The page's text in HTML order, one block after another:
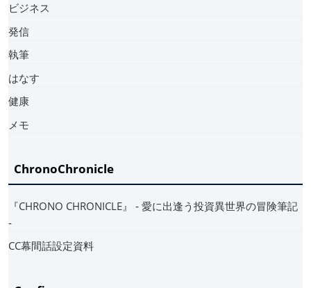
ビジネス
発信
執筆
はなす
健康
メモ
ChronoChronicle
『CHRONO CHRONICLE』 ‐ 愛に出逢う投資異世界の冒険筆記
‐
CC幕間話設定資料